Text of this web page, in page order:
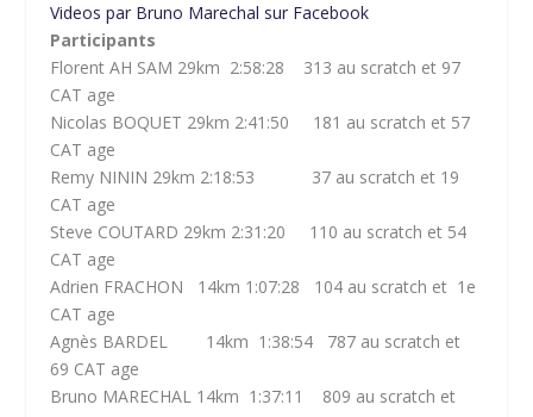
Videos par Bruno Marechal sur Facebook
Participants
Florent AH SAM 29km 2:58:28 313 au scratch et 97
CAT age
Nicolas BOQUET 29km 2:41:50 181 au scratch et 57
CAT age
Remy NININ 29km 2:18:53 37 au scratch et 19
CAT age
Steve COUTARD 29km 2:31:20 110 au scratch et 54
CAT age
Adrien FRACHON 14km 1:07:28 104 au scratch et 1e
CAT age
Agnès BARDEL 14km 1:38:54 787 au scratch et
69 CAT age
Bruno MARECHAL 14km 1:37:11 809 au scratch et